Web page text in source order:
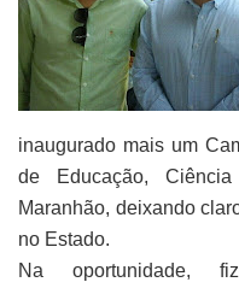
inaugurado mais um
de Educação,
Maranhão, deixando
no Estado.
Na oportunidade,